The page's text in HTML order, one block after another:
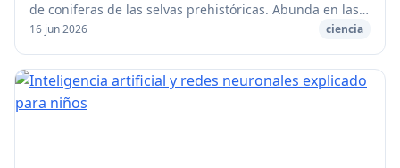
de coniferas de las selvas prehistóricas. Abunda en las
arenas de las playas del Báltico; ...
16 jun 2026 ciencia